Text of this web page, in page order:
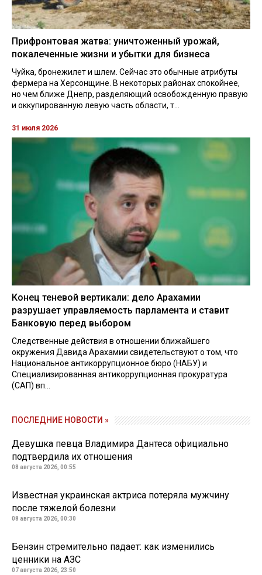
Прифронтовая жатва: уничтоженный урожай,
покалеченные жизни и убытки для бизнеса
Чуйка, бронежилет и шлем. Сейчас это обычные атрибуты
фермера на Херсонщине. В некоторых районах спокойнее,
но чем ближе Днепр, разделяющий освобожденную правую
и оккупированную левую часть области, т...
31 июля 2026
Конец теневой вертикали: дело Арахамии
разрушает управляемость парламента и ставит
Банковую перед выбором
Следственные действия в отношении ближайшего
окружения Давида Арахамии свидетельствуют о том, что
Национальное антикоррупционное бюро (НАБУ) и
Специализированная антикоррупционная прокуратура
(САП) вп...
ПОСЛЕДНИЕ НОВОСТИ »
Девушка певца Владимира Дантеса официально
подтвердила их отношения
08 августа 2026, 00:55
Известная украинская актриса потеряла мужчину
после тяжелой болезни
08 августа 2026, 00:30
Бензин стремительно падает: как изменились
ценники на АЗС
07 августа 2026, 23:50